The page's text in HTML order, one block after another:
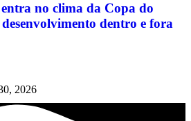
entra no clima da Copa do
dentro e fora
2026